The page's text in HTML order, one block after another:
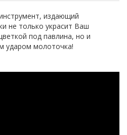
издающий
не только украсит Ваш
под павлина, но и
ударом молоточка!